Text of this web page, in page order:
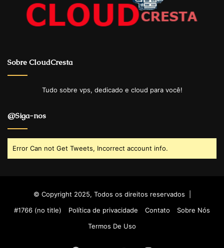
Sobre CloudCresta
Tudo sobre vps, dedicado e cloud para você!
@Siga-nos
Error Can not Get Tweets, Incorrect account info.
© Copyright 2025, Todos os direitos reservados |
#1766 (no title)
Política de privacidade Contato
Sobre Nós
Termos De Uso